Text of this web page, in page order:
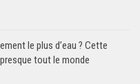
le plus d’eau ? Cette
tout le monde